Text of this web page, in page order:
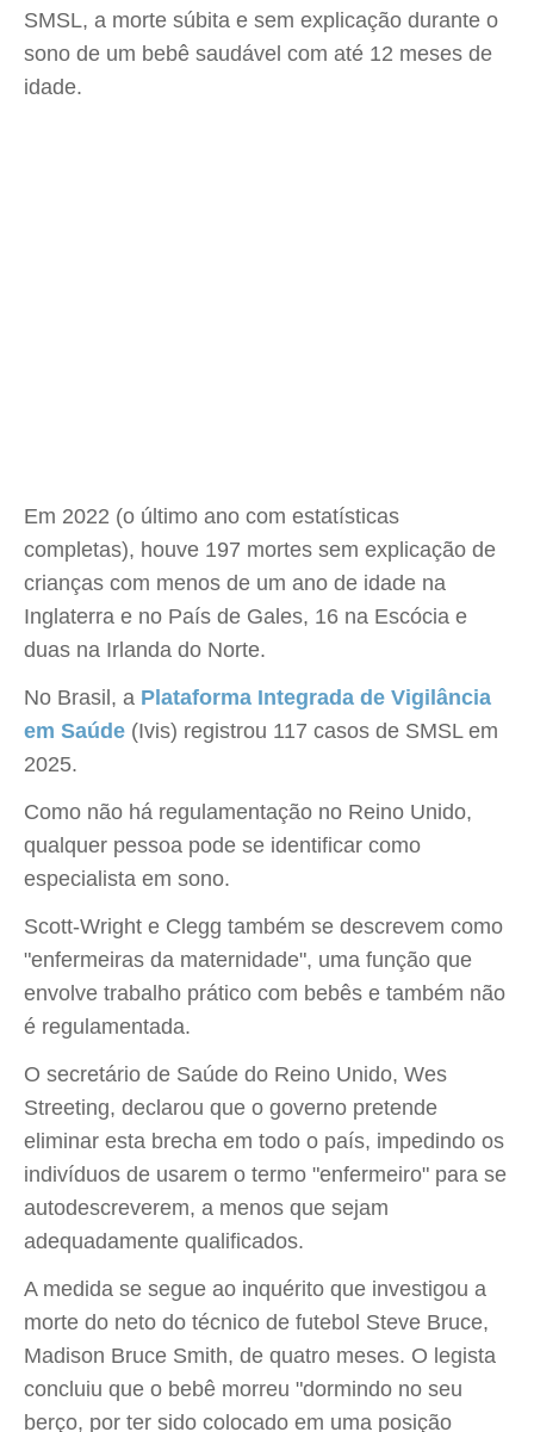
SMSL, a morte súbita e sem explicação durante o
sono de um bebê saudável com até 12 meses de
idade.
Em 2022 (o último ano com estatísticas
completas), houve 197 mortes sem explicação de
crianças com menos de um ano de idade na
Inglaterra e no País de Gales, 16 na Escócia e
duas na Irlanda do Norte.
No Brasil, a Plataforma Integrada de Vigilância
em Saúde (Ivis) registrou 117 casos de SMSL em
2025.
Como não há regulamentação no Reino Unido,
qualquer pessoa pode se identificar como
especialista em sono.
Scott-Wright e Clegg também se descrevem como
"enfermeiras da maternidade", uma função que
envolve trabalho prático com bebês e também não
é regulamentada.
O secretário de Saúde do Reino Unido, Wes
Streeting, declarou que o governo pretende
eliminar esta brecha em todo o país, impedindo os
indivíduos de usarem o termo "enfermeiro" para se
autodescreverem, a menos que sejam
adequadamente qualificados.
A medida se segue ao inquérito que investigou a
morte do neto do técnico de futebol Steve Bruce,
Madison Bruce Smith, de quatro meses. O legista
concluiu que o bebê morreu "dormindo no seu
berço, por ter sido colocado em uma posição